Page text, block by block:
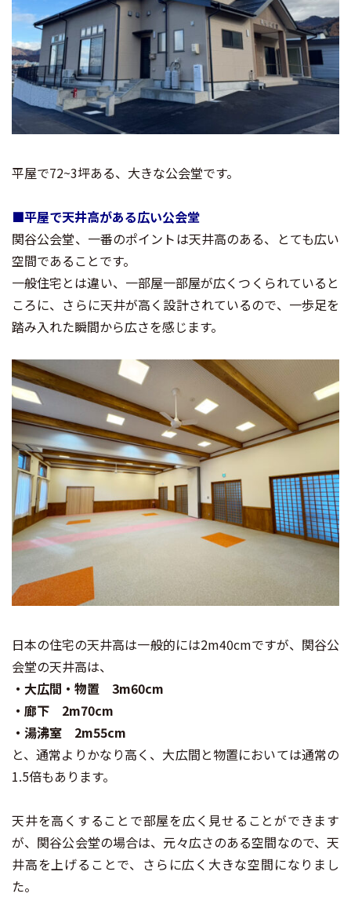
平屋で72~3坪ある、大きな公会堂です。
■平屋で天井高がある広い公会堂
関谷公会堂、一番のポイントは天井高のある、とても広い
空間であることです。
一般住宅とは違い、一部屋一部屋が広くつくられていると
ころに、さらに天井が高く設計されているので、一歩足を
踏み入れた瞬間から広さを感じます。
日本の住宅の天井高は一般的には2m40cmですが、関谷公
会堂の天井高は、
・ 大広間・物置 3m60cm
・廊下 2m70cm
・湯沸室 2m55cm
と、通常よりかなり高く、大広間と物置においては通常の
1.5倍もあります。
天井を高くすることで部屋を広く見せることができます
が、関谷公会堂の場合は、元々広さのある空間なので、天
井高を上げることで、さらに広く大きな空間になりまし
た。